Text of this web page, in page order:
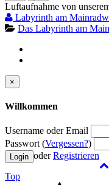
Luftaufnahme von
Labyrinth am
Das Labyrinth am
×
Willkommen
Username oder Email
Passwort (Vergessen?)
oderRegistrieren
Top